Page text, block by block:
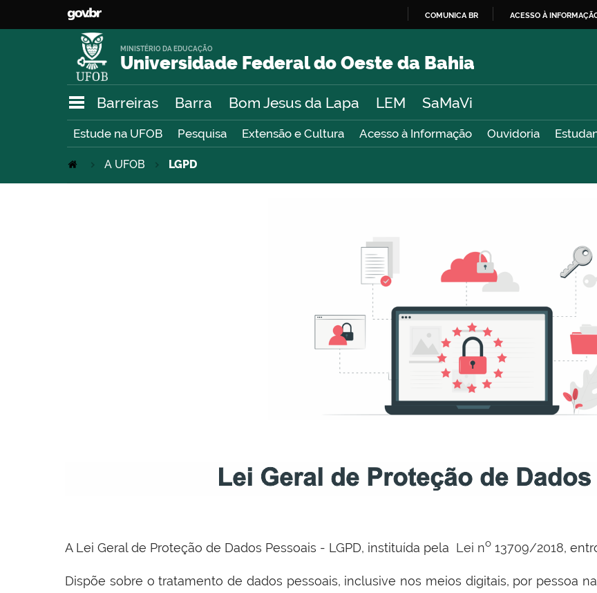
O
COMUNICA BR ACESSO À
Universidade Federal do Oeste da Bahia
MINISTÉRIO DA EDUCAÇÃO
Barreiras Barra Bom Jesus da Lapa LEM SaMaVi
Estude na UFOB Pesquisa Extensão e Cultura Acesso à Informação Ouvidoria
A UFOB LGPD
A Lei Geral de Proteção de Dados Pessoais - LGPD, instituída pela Lei no 13709/2018,
Dispõe sobre o tratamento de dados pessoais, inclusive nos meios digitais, por pessoa